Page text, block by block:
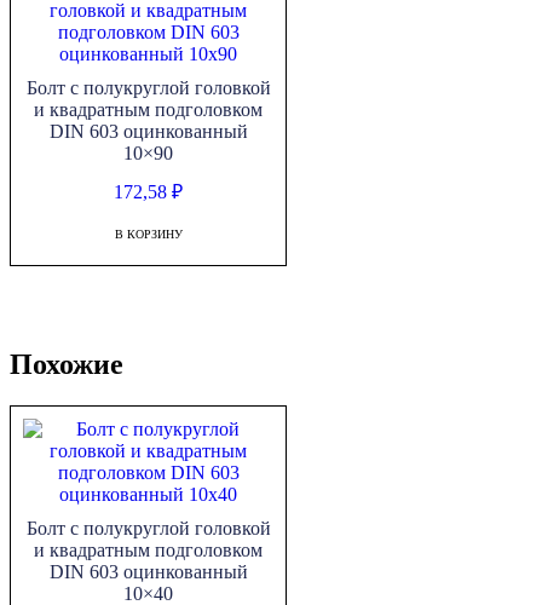
Болт с полукруглой головкой
и квадратным подголовком
DIN 603 оцинкованный
10×90
172,58₽
В КОРЗИНУ
Похожие
Болт с полукруглой головкой
и квадратным подголовком
DIN 603 оцинкованный
10×40